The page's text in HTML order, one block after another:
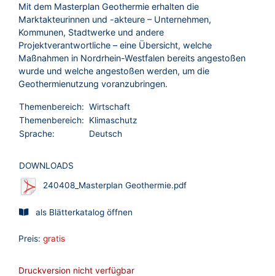
Mit dem Masterplan Geothermie erhalten die
Marktakteurinnen und -akteure – Unternehmen,
Kommunen, Stadtwerke und andere
Projektverantwortliche – eine Übersicht, welche
Maßnahmen in Nordrhein-Westfalen bereits angestoßen
wurde und welche angestoßen werden, um die
Geothermienutzung voranzubringen.
Themenbereich: Wirtschaft
Themenbereich:
Klimaschutz
Sprache:
Deutsch
DOWNLOADS
240408_Masterplan Geothermie.pdf
als Blätterkatalog öffnen
Preis: gratis
Druckversion nicht verfügbar